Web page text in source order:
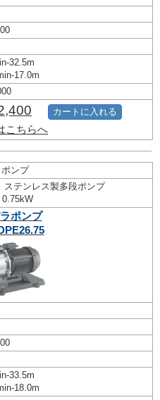
32.5m
17.0m
こちらへ
カートに入れる
ンプ
ステンレス製多段ポンプ
0.75kW
ポンプ
33.5m
18.0m